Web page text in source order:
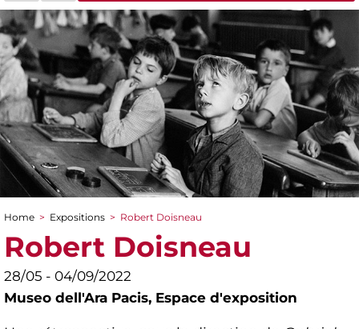
You are here
Home > Expositions > Robert Doisneau
Robert Doisneau
28/05 - 04/09/2022
Museo dell'Ara Pacis, Espace d'exposition